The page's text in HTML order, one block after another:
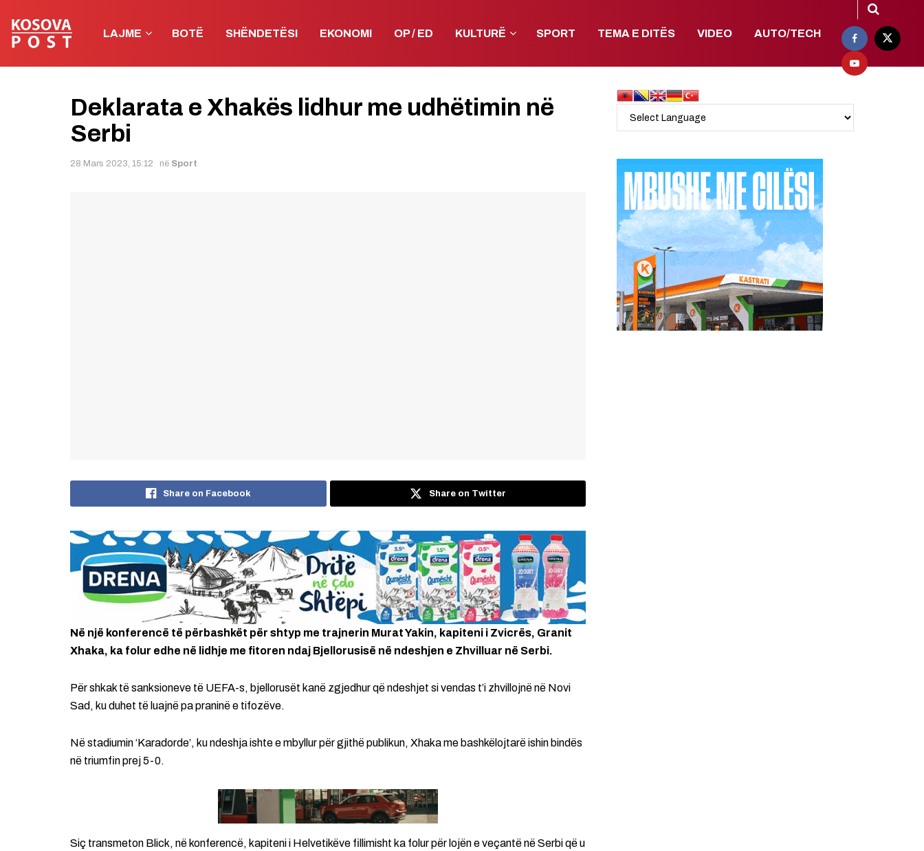
LAJME BOTË SHËNDETËSI EKONOMI OP / ED KULTURË SPORT TEMA E DITËS VIDEO AUTO/TECH
Deklarata e Xhakës lidhur me udhëtimin në
Serbi
28 Mars 2023, 15:12 në Sport
Share on Facebook Share on Twitter
Në një konferencë të përbashkët për shtyp me trajnerin Murat Yakin, kapiteni i Zvicrës, Granit
Xhaka, ka folur edhe në lidhje me fitoren ndaj Bjellorusisë në ndeshjen e Zhvilluar në Serbi.
Për shkak të sanksioneve të UEFA-s, bjellorusët kanë zgjedhur që ndeshjet si vendas t’i zhvillojnë në Novi
Sad, ku duhet të luajnë pa praninë e tifozëve.
Në stadiumin ‘Karadorde’, ku ndeshja ishte e mbyllur për gjithë publikun, Xhaka me bashkëlojtarë ishin bindës
në triumfin prej 5-0.
Siç transmeton Blick, në konferencë, kapiteni i Helvetikëve fillimisht ka folur për lojën e veçantë në Serbi që u